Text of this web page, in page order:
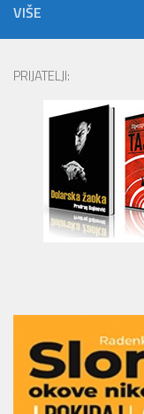
VIŠE
PRIJATELJI: